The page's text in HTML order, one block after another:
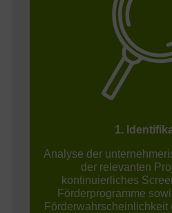
1.
Analyse der
der relevanten
kontinuierliches
Förderprogramme
Förderwahrscheinlichkeit